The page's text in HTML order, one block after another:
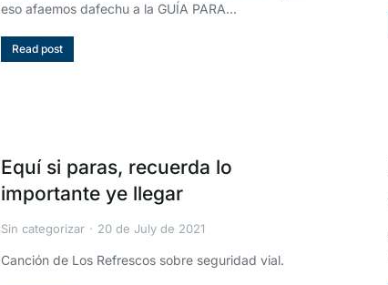
eso afaemos dafechu a la GUÍA PARA…
Read post
Equí si paras, recuerda lo
importante ye llegar
Sin categorizar 20 de July de 2021
Canción de Los Refrescos sobre seguridad vial.